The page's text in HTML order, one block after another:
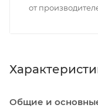
от
Общие и